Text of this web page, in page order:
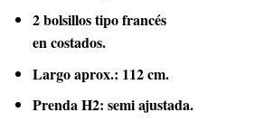
2 bolsillos tipo francés
en costados.
Largo aprox.: 112 cm.
Prenda H2: semi ajustada.